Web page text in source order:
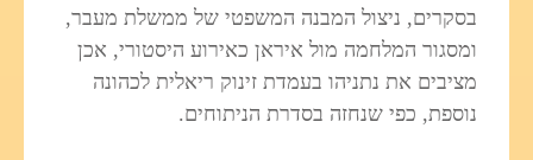
בסקרים, ניצול המבנה המשפטי של ממשלת מעבר,
ומסגור המלחמה מול איראן כאירוע היסטורי, אכן
מציבים את נתניהו בעמדת זינוק ריאלית לכהונה
נוספת, כפי שנחזה בסדרת הניתוחים.